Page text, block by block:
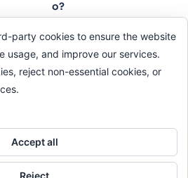
o?
2025. Todos Los Derechos
Reservados.
party cookies to ensure the website
usage, and improve our services.
reject non-essential cookies, or
Accept all
Reject